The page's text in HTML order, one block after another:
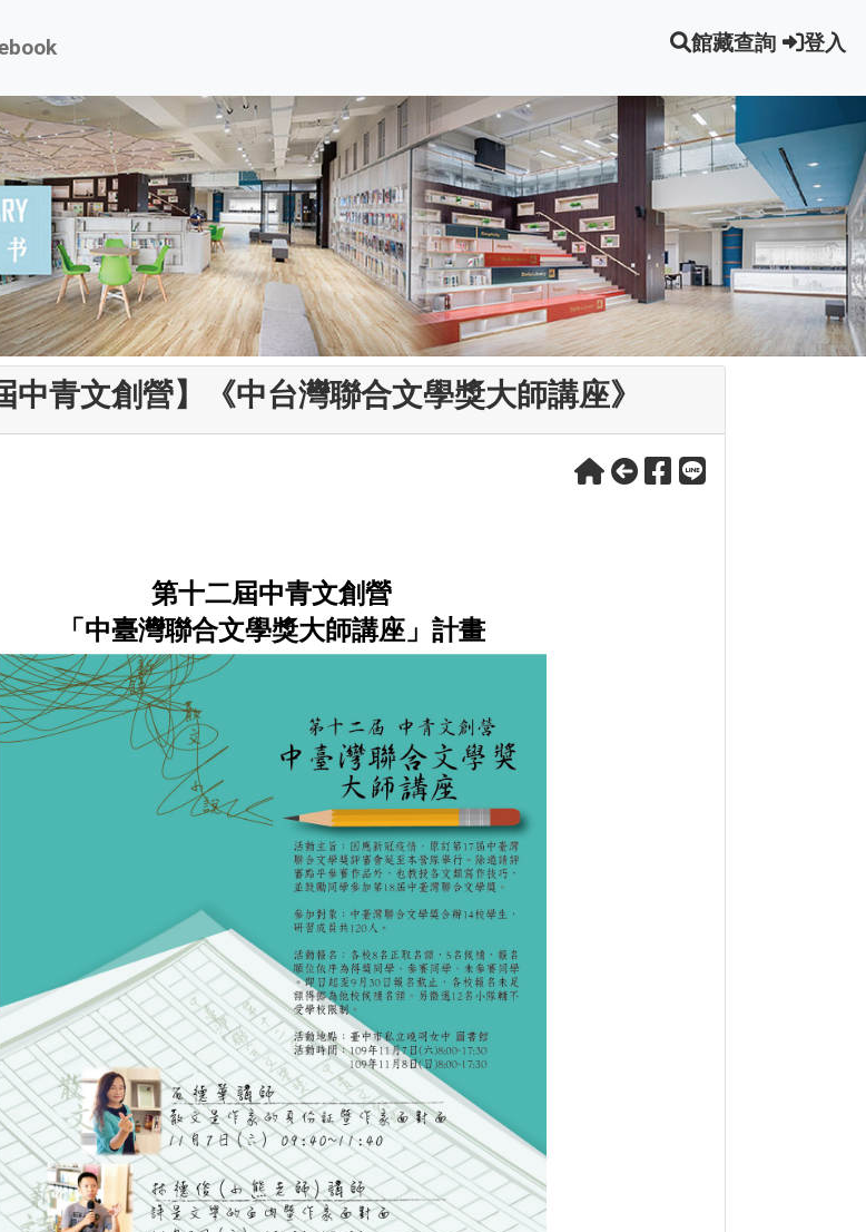
館藏查詢 登入
中青文創營】《中台灣聯合文學獎大師講座》
第十二屆中青文創營
「中臺灣聯合文學獎大師講座」計畫